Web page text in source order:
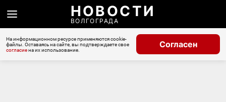
НОВОСТИ
ВОЛГОГРАДА
На информационном ресурсе применяются cookie-
файлы. Оставаясь на сайте, вы подтверждаете свое
согласиена их использование.
Согласен